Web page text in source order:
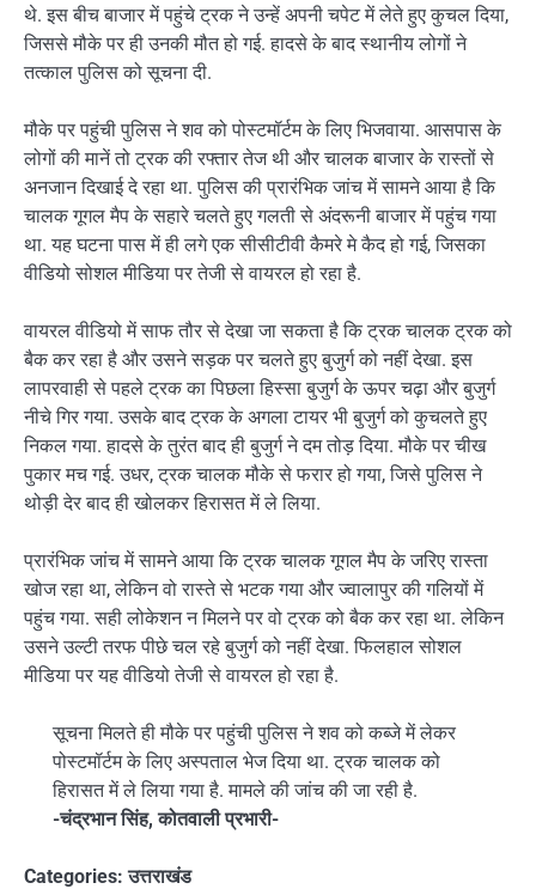
थे. इस बीच बाजार में पहुंचे ट्रक ने उन्हें अपनी चपेट में लेते हुए कुचल दिया,
जिससे मौके पर ही उनकी मौत हो गई. हादसे के बाद स्थानीय लोगों ने
तत्काल पुलिस को सूचना दी.
मौके पर पहुंची पुलिस ने शव को पोस्टमॉर्टम के लिए भिजवाया. आसपास के
लोगों की मानें तो ट्रक की रफ्तार तेज थी और चालक बाजार के रास्तों से
अनजान दिखाई दे रहा था. पुलिस की प्रारंभिक जांच में सामने आया है कि
चालक गूगल मैप के सहारे चलते हुए गलती से अंदरूनी बाजार में पहुंच गया
था. यह घटना पास में ही लगे एक सीसीटीवी कैमरे मे कैद हो गई, जिसका
वीडियो सोशल मीडिया पर तेजी से वायरल हो रहा है.
वायरल वीडियो में साफ तौर से देखा जा सकता है कि ट्रक चालक ट्रक को
बैक कर रहा है और उसने सड़क पर चलते हुए बुजुर्ग को नहीं देखा. इस
लापरवाही से पहले ट्रक का पिछला हिस्सा बुजुर्ग के ऊपर चढ़ा और बुजुर्ग
नीचे गिर गया. उसके बाद ट्रक के अगला टायर भी बुजुर्ग को कुचलते हुए
निकल गया. हादसे के तुरंत बाद ही बुजुर्ग ने दम तोड़ दिया. मौके पर चीख
पुकार मच गई. उधर, ट्रक चालक मौके से फरार हो गया, जिसे पुलिस ने
थोड़ी देर बाद ही खोलकर हिरासत में ले लिया.
प्रारंभिक जांच में सामने आया कि ट्रक चालक गूगल मैप के जरिए रास्ता
खोज रहा था, लेकिन वो रास्ते से भटक गया और ज्वालापुर की गलियों में
पहुंच गया. सही लोकेशन न मिलने पर वो ट्रक को बैक कर रहा था. लेकिन
उसने उल्टी तरफ पीछे चल रहे बुजुर्ग को नहीं देखा. फिलहाल सोशल
मीडिया पर यह वीडियो तेजी से वायरल हो रहा है.
सूचना मिलते ही मौके पर पहुंची पुलिस ने शव को कब्जे में लेकर
पोस्टमॉर्टम के लिए अस्पताल भेज दिया था. ट्रक चालक को
हिरासत में ले लिया गया है. मामले की जांच की जा रही है.
-चंद्रभान सिंह, कोतवाली प्रभारी-
Categories:उत्तराखंड